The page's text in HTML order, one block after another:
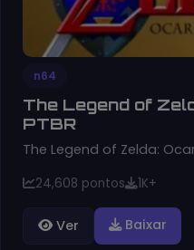
n64
The Legend of
PTBR
The Legend of Zelda:
24,608 pontos 1K+
Ver Baixar